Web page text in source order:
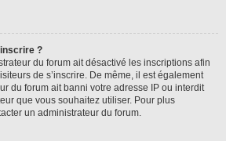
?
du forum ait désactivé les inscriptions afin
de s’inscrire. De même, il est également
du forum ait banni votre adresse IP ou interdit
que vous souhaitez utiliser. Pour plus
un administrateur du forum.